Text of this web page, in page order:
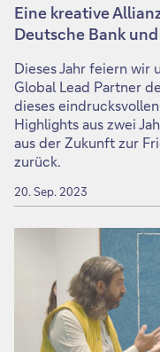
Eine kreative
Deutsche Bank
Dieses Jahr feiern wir
Global Lead Partner
dieses
Highlights aus zwei
aus der Zukunft zur
zurück.
20. Sep. 2023